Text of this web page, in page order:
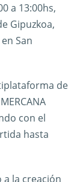
a 13:00hs,
Gipuzkoa,
San
de
con el
hasta
la creación